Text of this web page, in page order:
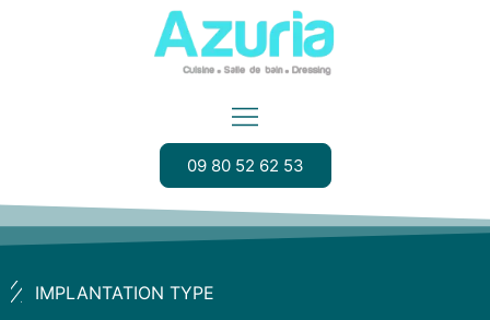
09 80 52 62 53
IMPLANTATION TYPE